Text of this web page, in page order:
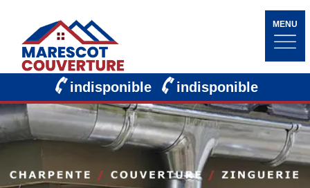
MENU
indisponible indisponible